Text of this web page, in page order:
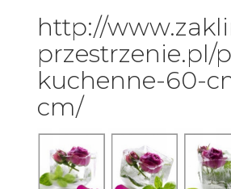
http://
przestrzenie.pl/
kuchenne-60-
cm/